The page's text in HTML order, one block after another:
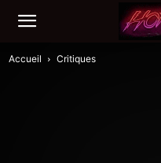
Accueil Critiques